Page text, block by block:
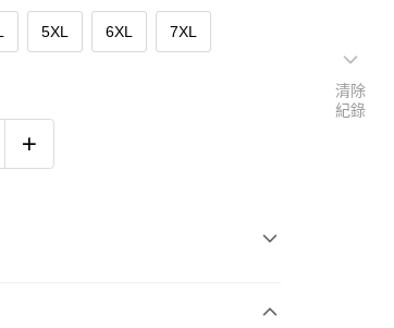
5XL 6XL 7XL
清除
紀錄